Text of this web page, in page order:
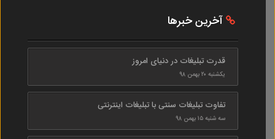
آخرین خبرها
قدرت تبلیغات در دنیای امروز
یکشنبه ۲۰ بهمن ۹۸
تفاوت تبلیغات سنتی با تبلیغات اینترنتی
سه شنبه ۱۵ بهمن ۹۸